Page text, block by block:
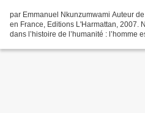
par Emmanuel Nkunzumwami Auteur
en France, Editions L'Harmattan, 2007.
dans l’histoire de l’humanité : l’homme